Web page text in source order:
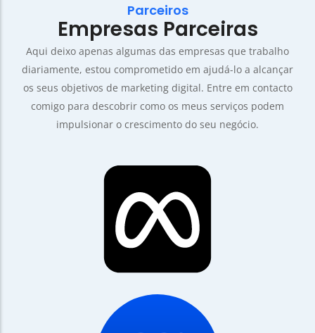
Parceiros
Empresas Parceiras
Aqui deixo apenas algumas das empresas que trabalho
diariamente, estou comprometido em ajudá-lo a alcançar
os seus objetivos de marketing digital. Entre em contacto
comigo para descobrir como os meus serviços podem
impulsionar o crescimento do seu negócio.